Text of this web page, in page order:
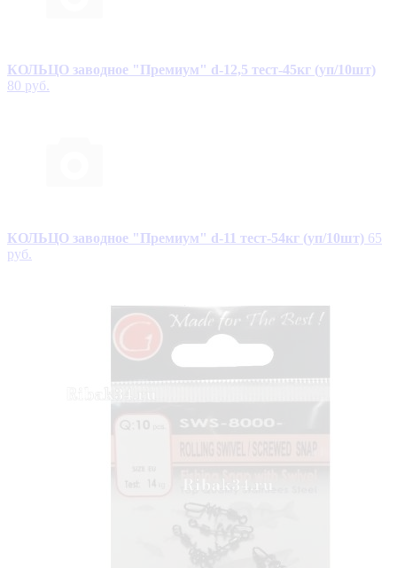
КОЛЬЦО заводное "Премиум" d-12,5 тест-45кг (уп/10шт)
80 руб.
КОЛЬЦО заводное "Премиум" d-11 тест-54кг (уп/10шт) 65
руб.